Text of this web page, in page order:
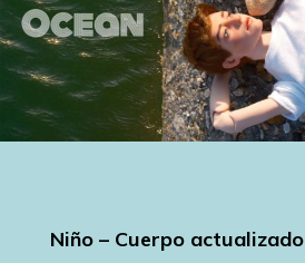
Niño – Cuerpo actualizado